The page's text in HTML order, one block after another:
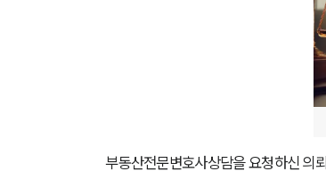
부동산전문변호사상담을 요청하신 의